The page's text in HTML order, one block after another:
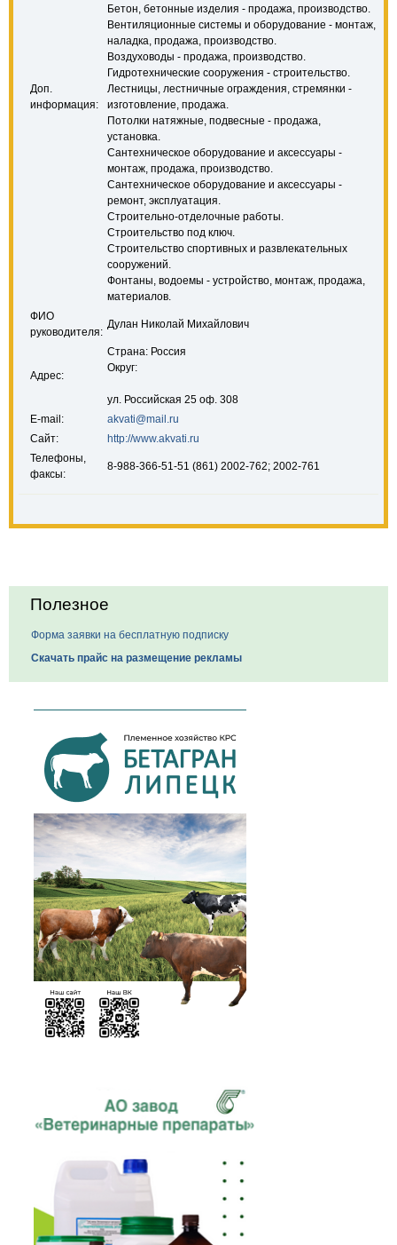
Доп.
информация:
Бетон, бетонные изделия - продажа, производство.
Вентиляционные системы и оборудование - монтаж,
наладка, продажа, производство.
Воздуховоды - продажа, производство.
Гидротехнические сооружения - строительство.
Лестницы, лестничные ограждения, стремянки -
изготовление, продажа.
Потолки натяжные, подвесные - продажа,
установка.
Сантехническое оборудование и аксессуары -
монтаж, продажа, производство.
Сантехническое оборудование и аксессуары -
ремонт, эксплуатация.
Строительно-отделочные работы.
Строительство под ключ.
Строительство спортивных и развлекательных
сооружений.
Фонтаны, водоемы - устройство, монтаж, продажа,
материалов.
ФИО
руководителя:
Дулан Николай Михайлович
Адрес:
Страна: Россия
Округ:
ул. Российская 25 оф. 308
E-mail:
akvati@mail.ru
Сайт:
http://www.akvati.ru
Телефоны,
факсы:
8-988-366-51-51 (861) 2002-762; 2002-761
Полезное
Форма заявки на бесплатную подписку
Скачать прайс на размещение рекламы